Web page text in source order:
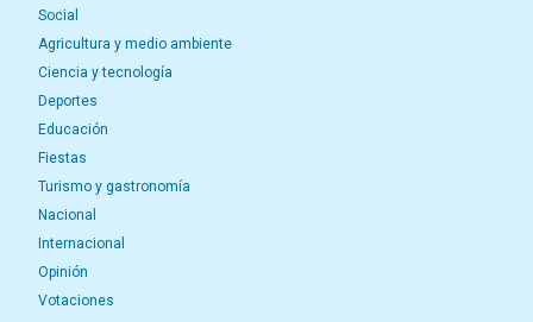
Social
Agricultura y medio ambiente
Ciencia y tecnología
Deportes
Educación
Fiestas
Turismo y gastronomía
Nacional
Internacional
Opinión
Votaciones